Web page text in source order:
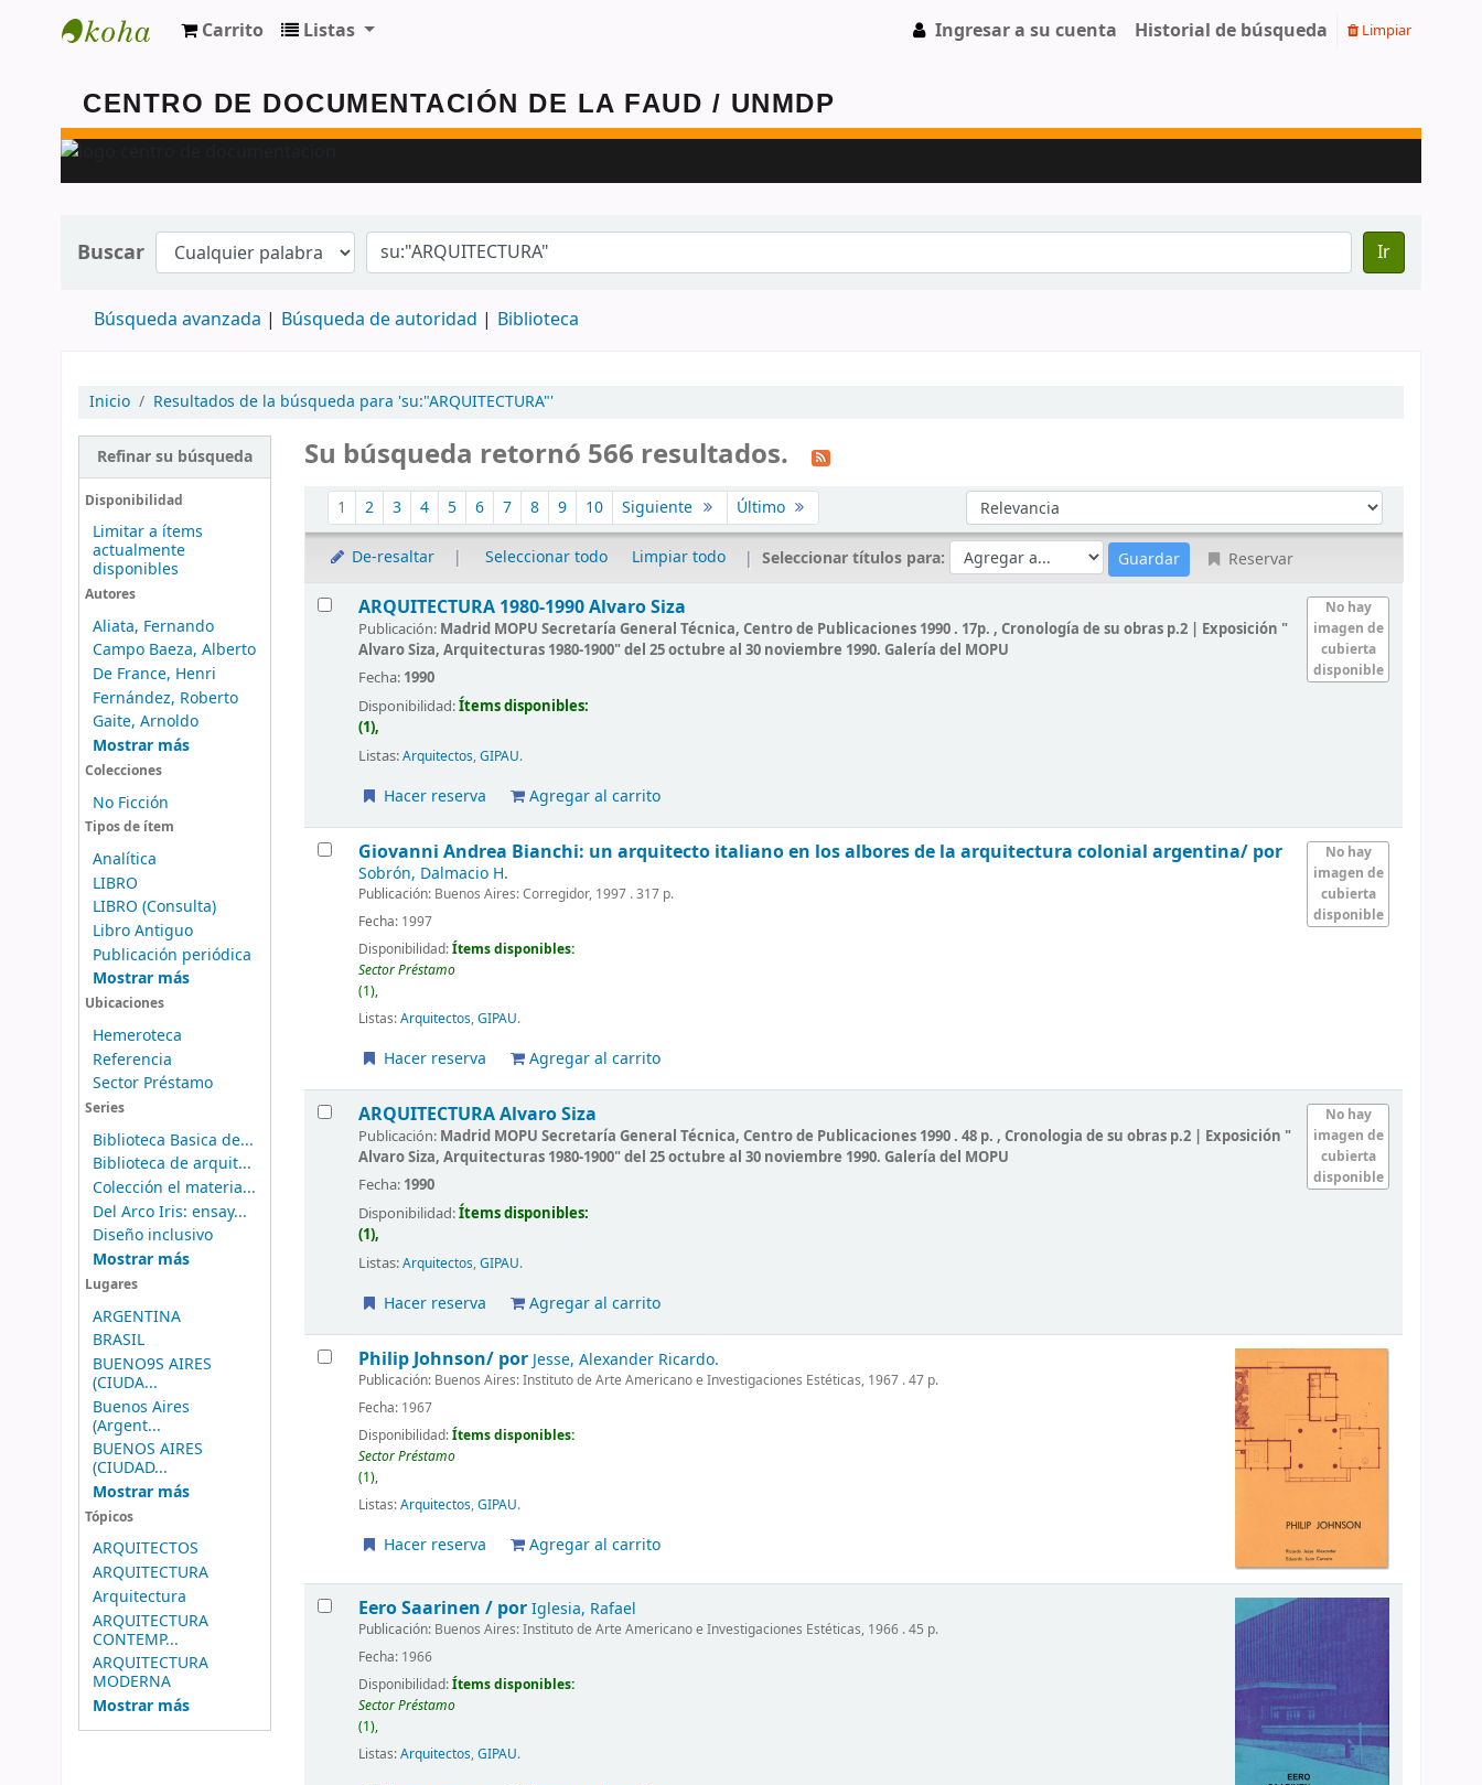
Carrito Listas Ingresar a su cuenta Historial de búsqueda Limpiar
Buscar Ir
Búsqueda avanzada Búsqueda de autoridad Biblioteca
Inicio Resultados de la búsqueda para 'su:"ARQUITECTURA"'
Refinar su búsqueda
Disponibilidad
Limitar a ítems
actualmente
disponibles
Autores
Aliata, Fernando
Campo Baeza, Alberto
De France, Henri
Fernández, Roberto
Gaite, Arnoldo
Mostrar más
Colecciones
No Ficción
Tipos de ítem
Analítica
LIBRO
LIBRO (Consulta)
Libro Antiguo
Publicación periódica
Mostrar más
Ubicaciones
Hemeroteca
Referencia
Sector Préstamo
Series
Biblioteca Basica de...
Biblioteca de arquit...
Colección el materia...
Del Arco Iris: ensay...
Diseño inclusivo
Mostrar más
Lugares
ARGENTINA
BRASIL
BUENO9S AIRES
(CIUDA...
Buenos Aires
(Argent...
BUENOS AIRES
(CIUDAD...
Mostrar más
Tópicos
ARQUITECTOS
ARQUITECTURA
Arquitectura
ARQUITECTURA
CONTEMP...
ARQUITECTURA
MODERNA
Mostrar más
Su búsqueda retornó 566 resultados.
Ordenar
1 2 3 4 5 6 7 8 9 10 Siguiente Último Ordenar por:
De-resaltar Seleccionar todo Limpiar todo Seleccionar títulos para: Reservar
Resultados
No hay
imagen de
cubierta
disponible
ARQUITECTURA 1980-1990Alvaro Siza
Publicación: Madrid MOPU Secretaría General Técnica, Centro de Publicaciones 1990 . 17p. , Cronología de su obras p.2 | Exposición "
Alvaro Siza, Arquitecturas 1980-1900" del 25 octubre al 30 noviembre 1990. Galería del MOPU
Fecha: 1990
Disponibilidad:Ítems disponibles:
(1),
Listas:Arquitectos,GIPAU.
Hacer reserva Agregar al carrito
No hay
imagen de
cubierta
disponible
Giovanni Andrea Bianchi: un arquitecto italiano en los albores de la arquitectura colonial argentina/ por
Sobrón, Dalmacio H.
Publicación: Buenos Aires: Corregidor, 1997 . 317 p.
Fecha: 1997
Disponibilidad:Ítems disponibles:
Sector Préstamo
(1),
Listas:Arquitectos,GIPAU.
Hacer reserva Agregar al carrito
No hay
imagen de
cubierta
disponible
ARQUITECTURAAlvaro Siza
Publicación: Madrid MOPU Secretaría General Técnica, Centro de Publicaciones 1990 . 48 p. , Cronologia de su obras p.2 | Exposición "
Alvaro Siza, Arquitecturas 1980-1900" del 25 octubre al 30 noviembre 1990. Galería del MOPU
Fecha: 1990
Disponibilidad:Ítems disponibles:
(1),
Listas:Arquitectos,GIPAU.
Hacer reserva Agregar al carrito
Philip Johnson/ por Jesse, Alexander Ricardo.
Publicación: Buenos Aires: Instituto de Arte Americano e Investigaciones Estéticas, 1967 . 47 p.
Fecha: 1967
Disponibilidad:Ítems disponibles:
Sector Préstamo
(1),
Listas:Arquitectos,GIPAU.
Hacer reserva Agregar al carrito
Eero Saarinen / porIglesia, Rafael
Publicación: Buenos Aires: Instituto de Arte Americano e Investigaciones Estéticas, 1966 . 45 p.
Fecha: 1966
Disponibilidad:Ítems disponibles:
Sector Préstamo
(1),
Listas:Arquitectos,GIPAU.